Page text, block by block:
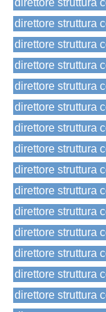
direttore struttura
direttore struttura
direttore struttura
direttore struttura
direttore struttura
direttore struttura
direttore struttura
direttore struttura
direttore struttura
direttore struttura
direttore struttura
direttore struttura
direttore struttura
direttore struttura
direttore struttura